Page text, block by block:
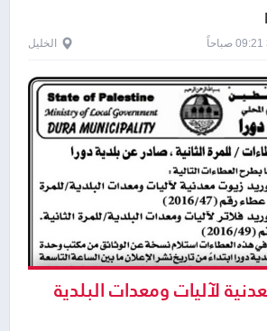
الخليل
لآليات ومعدات البلدية